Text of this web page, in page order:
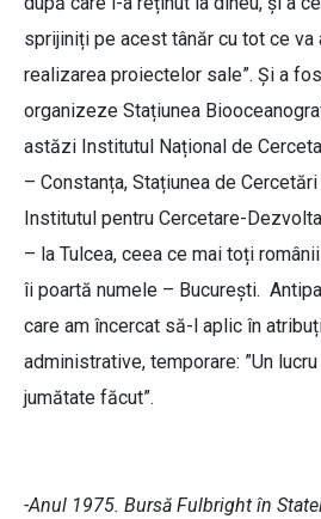
sprijiniți pe acest tânăr cu tot ce va
realizarea proiectelor sale”. Și a
organizeze Stațiunea
astăzi Institutul Național de
– Constanța, Stațiunea de
Institutul pentru Cercetare-
– la Tulcea, ceea ce mai toți
îi poartă numele – București.
care am încercat să-l aplic în
administrative, temporare: ”Un
jumătate făcut”.
-Anul 1975. Bursă Fulbright în